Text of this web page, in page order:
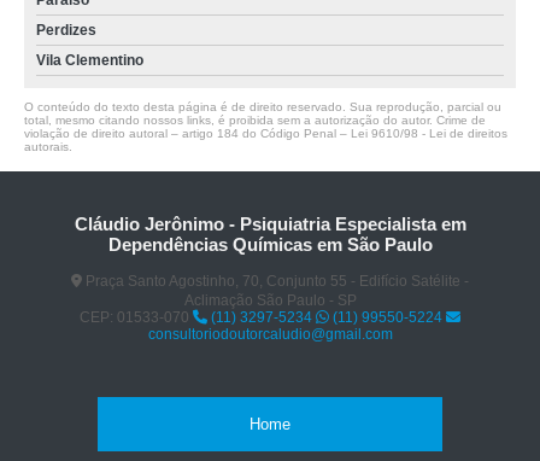
Perdizes
Vila Clementino
O conteúdo do texto desta página é de direito reservado. Sua reprodução, parcial ou
total, mesmo citando nossos links, é proibida sem a autorização do autor. Crime de
violação de direito autoral – artigo 184 do Código Penal – Lei 9610/98 - Lei de direitos
autorais
Cláudio Jerônimo - Psiquiatria Especialista em
Dependências Químicas em São Paulo
Praça Santo Agostinho, 70, Conjunto 55 - Edifício Satélite -
Aclimação São Paulo - SP
CEP: 01533-070
(11) 3297-5234
(11) 99550-5224
consultoriodoutorcaludio@gmail.com
Home